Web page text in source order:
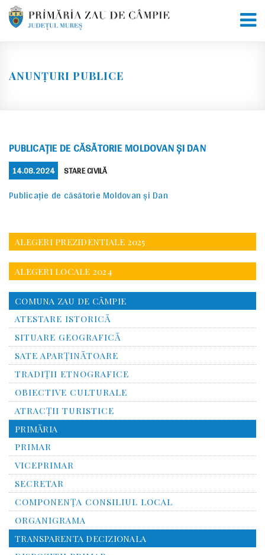
Skip
ANUNȚURI PUBLICE
PUBLICAȚIE DE CĂSĂTORIE MOLDOVAN ȘI DAN
POSTED
ON
14.08.2024 CATEGORIES
STARE CIVILĂ
Publicație de căsătorie Moldovan și Dan
ALEGERI PREZIDENTIALE 2025
ALEGERI LOCALE 2024
COMUNA ZAU DE CÂMPIE
ATESTARE ISTORICĂ
SITUARE GEOGRAFICĂ
SATE APARȚINĂTOARE
TRADIȚII ETNOGRAFICE
OBIECTIVE CULTURALE
ATRACȚII TURISTICE
PRIMĂRIA
PRIMAR
VICEPRIMAR
SECRETAR
COMPONENȚA CONSILIUL LOCAL
ORGANIGRAMA
TRANSPARENTA DECIZIONALA